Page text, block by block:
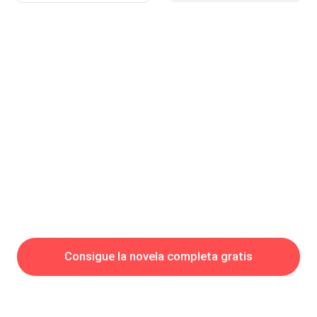
Hagamos de que tan importante son las películas más de 18 –
Consigue la novela completa gratis